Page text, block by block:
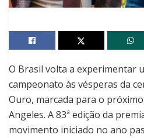
O Brasil volta a experimentar
campeonato às vésperas da
Ouro, marcada para o
Angeles. A 83ª edição da
movimento iniciado no ano